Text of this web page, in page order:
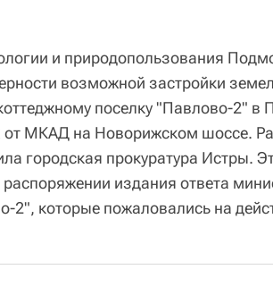
и природопользования
возможной застройки
поселку "Павлово-2" в
от МКАД на Новорижском шоссе.
городская прокуратура Истры.
издания ответа
2", которые пожаловались на